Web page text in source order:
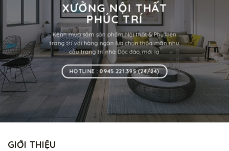
XƯỞNG NỘI THẤT
PHÚC TRÍ
Kênh mua sắm sản phẩm Nội thất & Phụ kiện
trang trí với hàng ngàn lựa chọn thỏa mãn nhu
cầu trang trí nhà Độc đáo, mới lạ
HOTLINE : 0945.221.395 (24/24)
GIỚI THIỆU